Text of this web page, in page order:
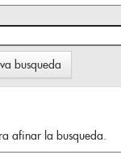
busqueda
afinar la busqueda.